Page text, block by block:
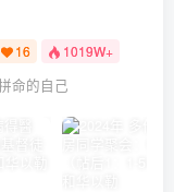
16 1019W+
命的自己